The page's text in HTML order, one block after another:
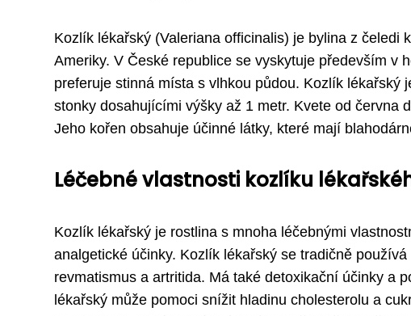
Kozlík lékařský (Valeriana officinalis) je bylina z čeledi
Ameriky. V České republice se vyskytuje především v
preferuje stinná místa s vlhkou půdou. Kozlík
stonky dosahujícími výšky až 1 metr. Kvete od června
Jeho kořen obsahuje účinné látky, které mají
Léčebné vlastnosti kozlíku
Kozlík lékařský je rostlina s mnoha léčebnými
analgetické účinky. Kozlík lékařský se tradičně
revmatismus a artritida. Má také detoxikační účinky a
lékařský může pomoci snížit hladinu cholesterolu a